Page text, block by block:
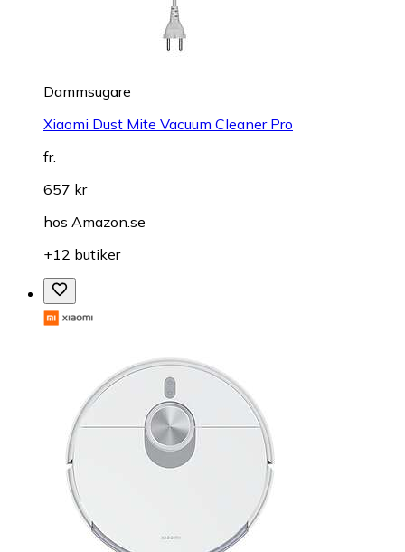
Dammsugare
Xiaomi Dust Mite Vacuum Cleaner Pro
fr.
657 kr
hos Amazon.se
+12 butiker